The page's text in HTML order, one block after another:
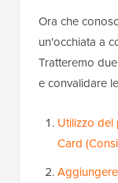
Ora che
un'occhiata a
Tratteremo
e convalidare
Utilizzo del
Card